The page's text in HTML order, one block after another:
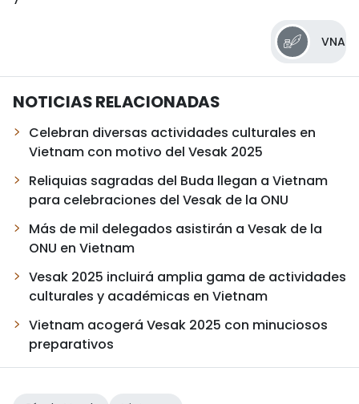
VNA
NOTICIAS RELACIONADAS
Celebran diversas actividades culturales en
Vietnam con motivo del Vesak 2025
Reliquias sagradas del Buda llegan a Vietnam
para celebraciones del Vesak de la ONU
Más de mil delegados asistirán a Vesak de la
ONU en Vietnam
Vesak 2025 incluirá amplia gama de actividades
culturales y académicas en Vietnam
Vietnam acogerá Vesak 2025 con minuciosos
preparativos